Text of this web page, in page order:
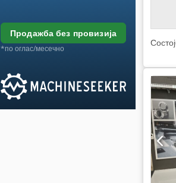
продажба без провизија
*по оглас/месечно